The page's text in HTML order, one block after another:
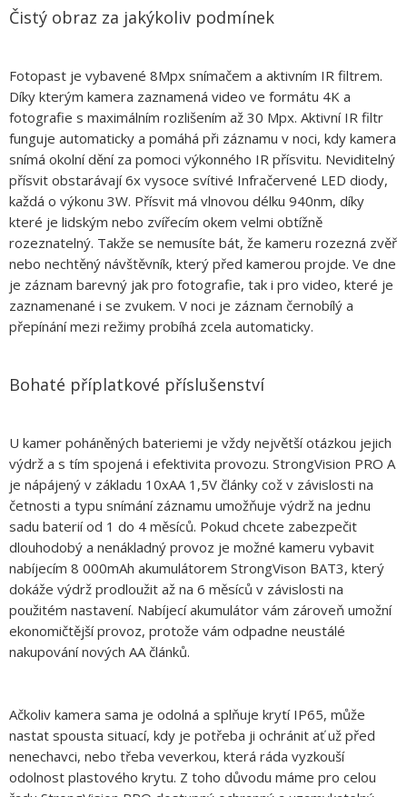
Čistý obraz za jakýkoliv podmínek
Fotopast je vybavené 8Mpx snímačem a aktivním IR filtrem.
Díky kterým kamera zaznamená video ve formátu 4K a
fotografie s maximálním rozlišením až 30 Mpx. Aktivní IR filtr
funguje automaticky a pomáhá při záznamu v noci, kdy kamera
snímá okolní dění za pomoci výkonného IR přísvitu. Neviditelný
přísvit obstarávají 6x vysoce svítivé Infračervené LED diody,
každá o výkonu 3W. Přísvit má vlnovou délku 940nm, díky
které je lidským nebo zvířecím okem velmi obtížně
rozeznatelný. Takže se nemusíte bát, že kameru rozezná zvěř
nebo nechtěný návštěvník, který před kamerou projde. Ve dne
je záznam barevný jak pro fotografie, tak i pro video, které je
zaznamenané i se zvukem. V noci je záznam černobílý a
přepínání mezi režimy probíhá zcela automaticky.
Bohaté příplatkové příslušenství
U kamer poháněných bateriemi je vždy největší otázkou jejich
výdrž a s tím spojená i efektivita provozu. StrongVision PRO A
je nápájený v základu 10xAA 1,5V články což v závislosti na
četnosti a typu snímání záznamu umožňuje výdrž na jednu
sadu baterií od 1 do 4 měsíců. Pokud chcete zabezpečit
dlouhodobý a nenákladný provoz je možné kameru vybavit
nabíjecím 8 000mAh akumulátorem StrongVison BAT3, který
dokáže výdrž prodloužit až na 6 měsíců v závislosti na
použitém nastavení. Nabíjecí akumulátor vám zároveň umožní
ekonomičtější provoz, protože vám odpadne neustálé
nakupování nových AA článků.
Ačkoliv kamera sama je odolná a splňuje krytí IP65, může
nastat spousta situací, kdy je potřeba ji ochránit ať už před
nenechavci, nebo třeba veverkou, která ráda vyzkouší
odolnost plastového krytu. Z toho důvodu máme pro celou